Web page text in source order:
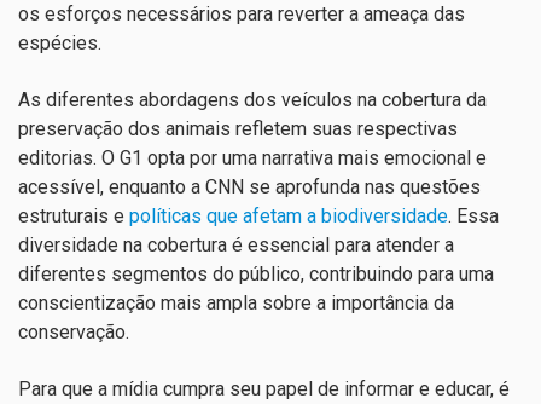
os esforços necessários para reverter a ameaça das
espécies.
As diferentes abordagens dos veículos na cobertura da
preservação dos animais refletem suas respectivas
editorias. O G1 opta por uma narrativa mais emocional e
acessível, enquanto a CNN se aprofunda nas questões
estruturais e políticas que afetam a biodiversidade. Essa
diversidade na cobertura é essencial para atender a
diferentes segmentos do público, contribuindo para uma
conscientização mais ampla sobre a importância da
conservação.
Para que a mídia cumpra seu papel de informar e educar, é